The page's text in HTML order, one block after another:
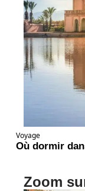
Voyage
Où dormir
Zoom